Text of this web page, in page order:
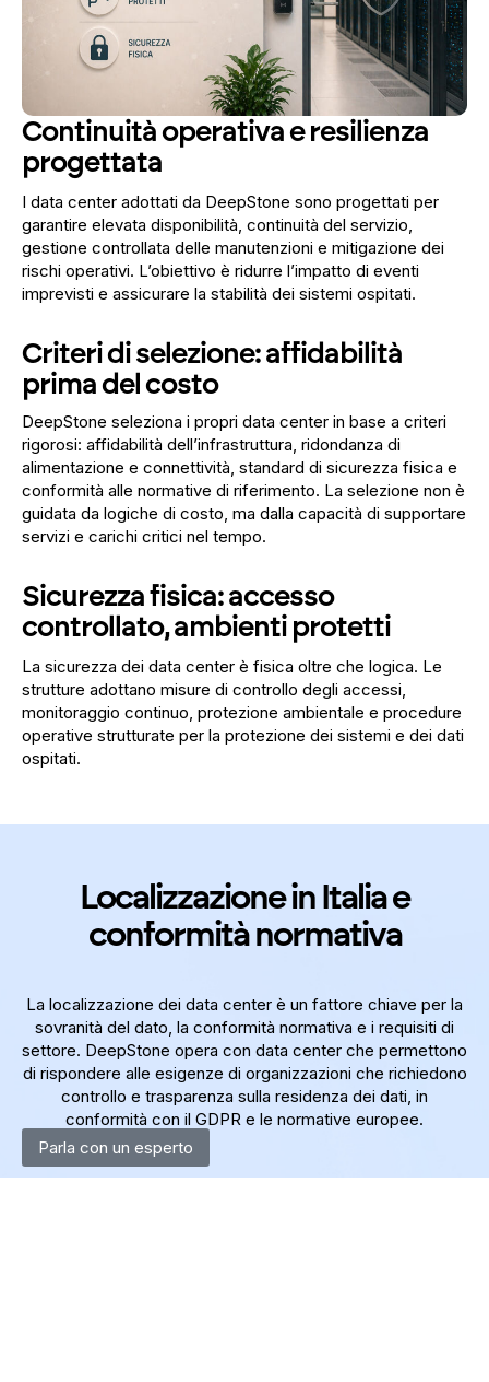
Continuità operativa e resilienza
progettata
I data center adottati da DeepStone sono progettati per
garantire elevata disponibilità, continuità del servizio,
gestione controllata delle manutenzioni e mitigazione dei
rischi operativi. L’obiettivo è ridurre l’impatto di eventi
imprevisti e assicurare la stabilità dei sistemi ospitati.
Criteri di selezione: affidabilità
prima del costo
DeepStone seleziona i propri data center in base a criteri
rigorosi: affidabilità dell’infrastruttura, ridondanza di
alimentazione e connettività, standard di sicurezza fisica e
conformità alle normative di riferimento. La selezione non è
guidata da logiche di costo, ma dalla capacità di supportare
servizi e carichi critici nel tempo.
Sicurezza fisica: accesso
controllato, ambienti protetti
La sicurezza dei data center è fisica oltre che logica. Le
strutture adottano misure di controllo degli accessi,
monitoraggio continuo, protezione ambientale e procedure
operative strutturate per la protezione dei sistemi e dei dati
ospitati.
Localizzazione in Italia e
conformità normativa
La localizzazione dei data center è un fattore chiave per la
sovranità del dato, la conformità normativa e i requisiti di
settore. DeepStone opera con data center che permettono
di rispondere alle esigenze di organizzazioni che richiedono
controllo e trasparenza sulla residenza dei dati, in
conformità con il GDPR e le normative europee.
Parla con un esperto